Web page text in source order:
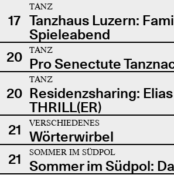
17
TANZ
Tanzhaus Luzern:
Spieleabend
20
TANZ
Pro Senectute
20
TANZ
Residenzsharing:
THRILL(ER)
21
VERSCHIEDENES
Wörterwirbel
21
SOMMER IM SÜDPOL
Sommer im Südpol: